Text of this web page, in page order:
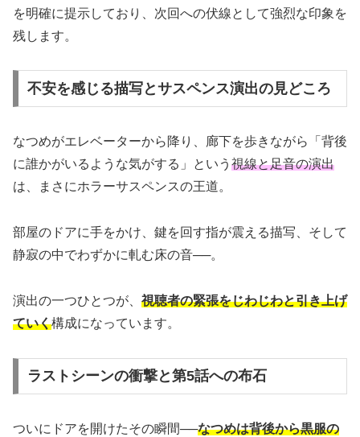
を明確に提示しており、次回への伏線として強烈な印象を
残します。
不安を感じる描写とサスペンス演出の見どころ
なつめがエレベーターから降り、廊下を歩きながら「背後
に誰かがいるような気がする」という 視線と足音の演出
は、まさにホラーサスペンスの王道。
部屋のドアに手をかけ、鍵を回す指が震える描写、そして
静寂の中でわずかに軋む床の音──。
演出の一つひとつが、 視聴者の緊張をじわじわと引き上げ
ていく構成になっています。
ラストシーンの衝撃と第5話への布石
ついにドアを開けたその瞬間──なつめは背後から黒服の